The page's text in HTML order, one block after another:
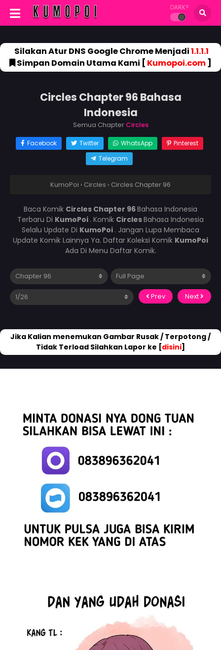
DARK?
Silakan Atur DNS Google Chrome Menjadi1.1.1.1
Simpan Domain Utama Kami [ Kumopoi.com]
Circles Chapter 96 Bahasa
Indonesia
Semua Chapter Circles
Facebook Twitter WhatsApp
Pinterest
Telegram
KumoPoi › Circles › Circles Chapter 96
Baca Komik Circles Chapter 96Bahasa Indonesia
Terbaru Di KumoPoi . Komik CirclesBahasa Indonesia
Selalu Update Di KumoPoi . Jangan Lupa Membaca
Update Komik Lainnya Ya. Daftar Koleksi Komik KumoPoi
Ada Di Menu Daftar Komik.
Prev Next
Jika Kalian menemukan Gambar Rusak / Terpotong /
Tidak Terload Silahkan Lapor ke [disini]